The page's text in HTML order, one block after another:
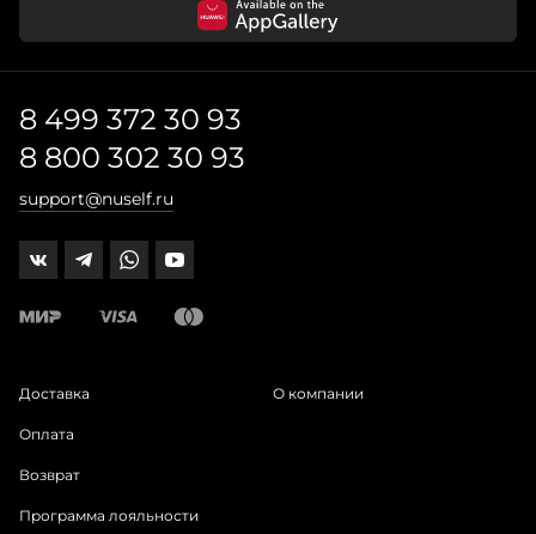
8 499 372 30 93
8 800 302 30 93
support@nuself.ru
Доставка
Оплата
Возврат
Программа лояльности
О компании